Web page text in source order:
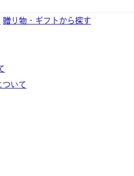
贈り物・ギフトから探す
ついて